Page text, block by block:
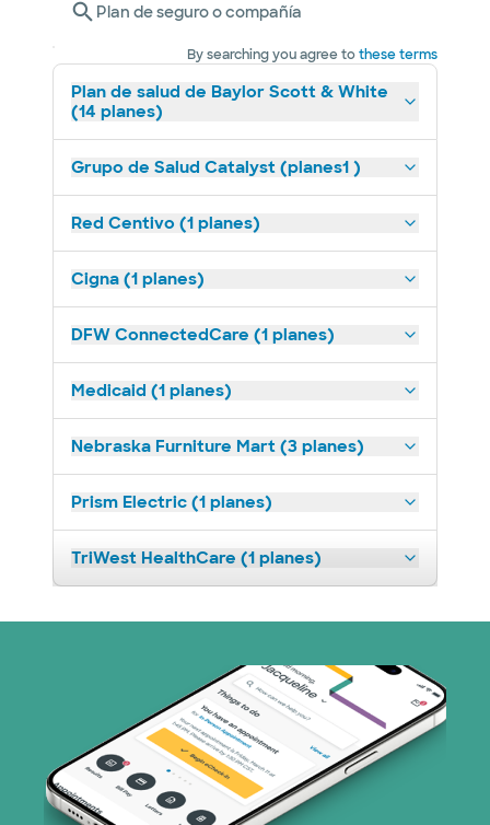
Plan de seguro o compañía
By searching you agree tothese terms
Plan de salud de Baylor Scott & White
(14 planes)
Grupo de Salud Catalyst (planes1 )
Red Centivo (1 planes)
Cigna (1 planes)
DFW ConnectedCare (1 planes)
Medicaid (1 planes)
Nebraska Furniture Mart (3 planes)
Prism Electric (1 planes)
TriWest HealthCare (1 planes)